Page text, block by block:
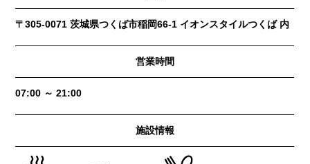
〒305-0071 茨城県つくば市稲岡66-1 イオンスタイルつくば 内
営業時間
07:00 ～ 21:00
施設情報